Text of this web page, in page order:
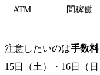
ATM
間稼働
注意したいのは手数料
15日（土）・16日（